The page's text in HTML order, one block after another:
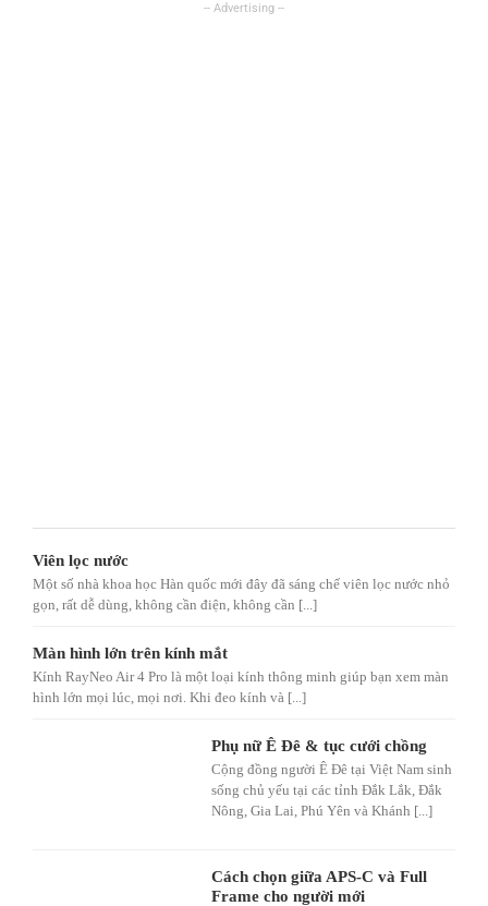
Viên lọc nước
Một số nhà khoa học Hàn quốc mới đây đã sáng chế viên lọc nước nhỏ
gọn, rất dễ dùng, không cần điện, không cần [...]
Màn hình lớn trên kính mắt
Kính RayNeo Air 4 Pro là một loại kính thông minh giúp bạn xem màn
hình lớn mọi lúc, mọi nơi. Khi đeo kính và [...]
Phụ nữ Ê Đê & tục cưới chồng
Cộng đồng người Ê Đê tại Việt Nam sinh
sống chủ yếu tại các tỉnh Đắk Lắk, Đắk
Nông, Gia Lai, Phú Yên và Khánh [...]
Cách chọn giữa APS-C và Full
Frame cho người mới